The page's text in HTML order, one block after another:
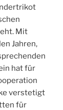
Mit
Jahren,
hat für
verstetigt
für